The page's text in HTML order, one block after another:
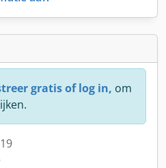
gratis of log in, om